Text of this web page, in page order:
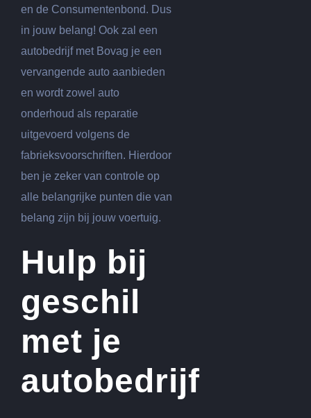
en de Consumentenbond. Dus
in jouw belang! Ook zal een
autobedrijf met Bovag je een
vervangende auto aanbieden
en wordt zowel auto
onderhoud als reparatie
uitgevoerd volgens de
fabrieksvoorschriften. Hierdoor
ben je zeker van controle op
alle belangrijke punten die van
belang zijn bij jouw voertuig.
Hulp bij
geschil
met je
autobedrijf